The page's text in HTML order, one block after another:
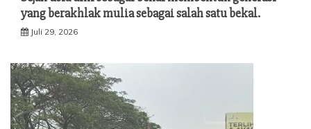
yang berakhlak mulia sebagai salah satu bekal.
Juli 29, 2026